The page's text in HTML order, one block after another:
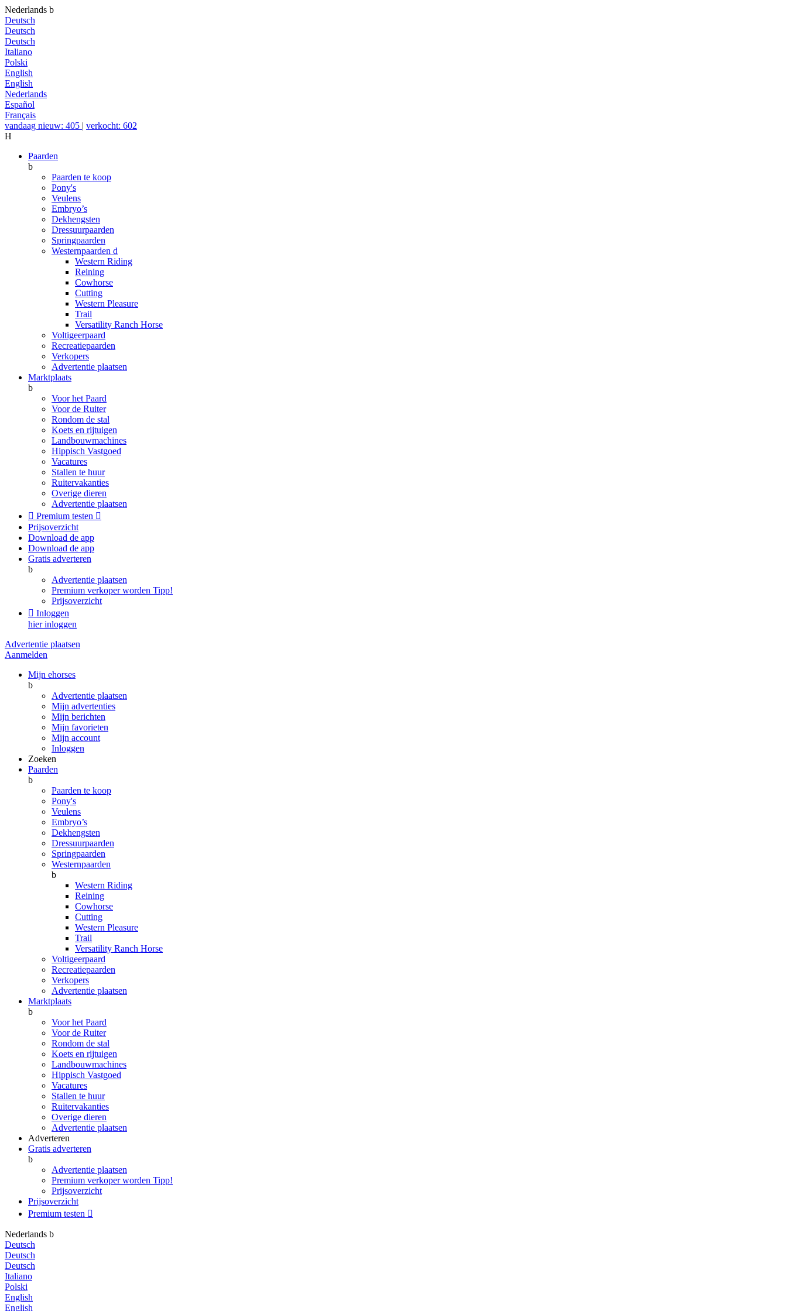
Nederlands b
Deutsch
Deutsch
Deutsch
Italiano
Polski
English
English
Nederlands
Español
Français
vandaag nieuw: 405 | verkocht: 602
H
Paarden
b
Paarden te koop
Pony's
Veulens
Embryo’s
Dekhengsten
Dressuurpaarden
Springpaarden
Westernpaarden d
Western Riding
Reining
Cowhorse
Cutting
Western Pleasure
Trail
Versatility Ranch Horse
Voltigeerpaard
Recreatiepaarden
Verkopers
Advertentie plaatsen
Marktplaats
b
Voor het Paard
Voor de Ruiter
Rondom de stal
Koets en rijtuigen
Landbouwmachines
Hippisch Vastgoed
Vacatures
Stallen te huur
Ruitervakanties
Overige dieren
Advertentie plaatsen
 Premium testen 
Prijsoverzicht
Download de app
Download de app
Gratis adverteren
b
Advertentie plaatsen
Premium verkoper worden Tipp!
Prijsoverzicht
 Inloggen
hier inloggen
Advertentie plaatsen
Aanmelden
Mijn ehorses
b
Advertentie plaatsen
Mijn advertenties
Mijn berichten
Mijn favorieten
Mijn account
Inloggen
Zoeken
Paarden
b
Paarden te koop
Pony's
Veulens
Embryo’s
Dekhengsten
Dressuurpaarden
Springpaarden
Westernpaarden
b
Western Riding
Reining
Cowhorse
Cutting
Western Pleasure
Trail
Versatility Ranch Horse
Voltigeerpaard
Recreatiepaarden
Verkopers
Advertentie plaatsen
Marktplaats
b
Voor het Paard
Voor de Ruiter
Rondom de stal
Koets en rijtuigen
Landbouwmachines
Hippisch Vastgoed
Vacatures
Stallen te huur
Ruitervakanties
Overige dieren
Advertentie plaatsen
Adverteren
Gratis adverteren
b
Advertentie plaatsen
Premium verkoper worden Tipp!
Prijsoverzicht
Prijsoverzicht
Premium testen 
Nederlands b
Deutsch
Deutsch
Deutsch
Italiano
Polski
English
English